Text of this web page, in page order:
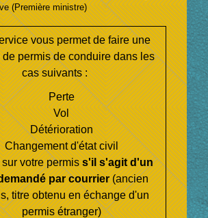
(Première ministre)
vous permet de faire une
de permis de conduire dans les
cas suivants :
Perte
Vol
Détérioration
Changement d'état civil
sur votre permiss'il s'agit d'un
par courrier(ancien
titre obtenu en échange d'un
permis étranger)